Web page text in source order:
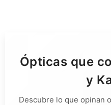
Ópticas que
y
Descubre lo que opinan